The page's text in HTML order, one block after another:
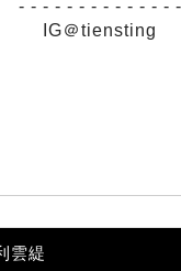
- - - - - - - - - - - - - -
IG＠tiensting
雲緹